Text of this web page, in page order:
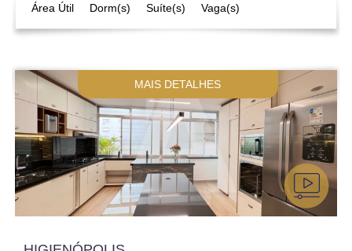
Área Útil
Dorm(s)
Suíte(s)
Vaga(s)
MAIS DETALHES